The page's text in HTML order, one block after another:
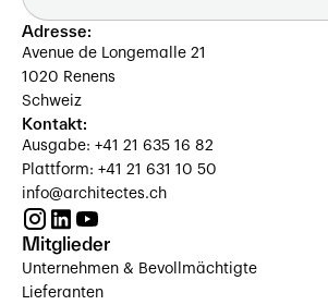
Adresse:
Avenue de Longemalle 21
1020 Renens
Schweiz
Kontakt:
Ausgabe: +41 21 635 16 82
Plattform: +41 21 631 10 50
info@architectes.ch
Mitglieder
Unternehmen & Bevollmächtigte
Lieferanten